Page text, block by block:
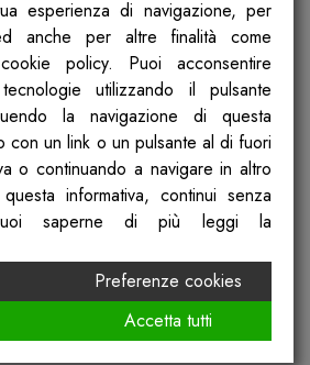
chiare o potenzialmente
Riccardo Panella,
dello SPI CGIL di
in sede civile per
subiti e
nostra attività di vigilanza
sia sempre più
imputati di reati tanto
continuare a operare in
sociosanitario, così
esperienza di navigazione, per
anche per altre finalità come
policy. Puoi acconsentire
utilizzando il pulsante
la navigazione di questa
con un link o un pulsante al di fuori
o continuando a navigare in altro
informativa, continui senza
saperne di più leggi la
Preferenze cookies
Accetta tutti